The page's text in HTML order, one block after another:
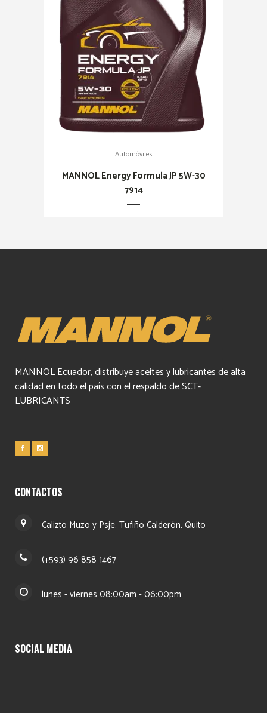
Automóviles
MANNOL Energy Formula JP 5W-30
7914
MANNOL Ecuador, distribuye aceites y lubricantes de alta
calidad en todo el país con el respaldo de SCT-
LUBRICANTS
CONTACTOS
Calizto Muzo y Psje. Tufiño Calderón, Quito
(+593) 96 858 1467
lunes - viernes 08:00am - 06:00pm
SOCIAL MEDIA